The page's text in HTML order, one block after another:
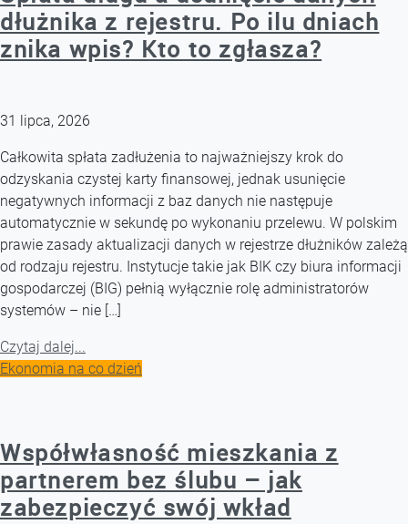
dłużnika z rejestru. Po ilu dniach
znika wpis? Kto to zgłasza?
31 lipca, 2026
Całkowita spłata zadłużenia to najważniejszy krok do
odzyskania czystej karty finansowej, jednak usunięcie
negatywnych informacji z baz danych nie następuje
automatycznie w sekundę po wykonaniu przelewu. W polskim
prawie zasady aktualizacji danych w rejestrze dłużników zależą
od rodzaju rejestru. Instytucje takie jak BIK czy biura informacji
gospodarczej (BIG) pełnią wyłącznie rolę administratorów
systemów – nie […]
Czytaj dalej...
Ekonomia na co dzień
Współwłasność mieszkania z
partnerem bez ślubu – jak
zabezpieczyć swój wkład